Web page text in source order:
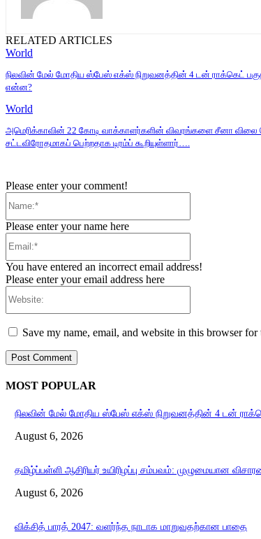
RELATED ARTICLES
World
நிலவின் மேல் மோதிய ஸ்பேஸ் எக்ஸ் நிறுவனத்தின் 4 டன் ராக்கெட்
என்ன?
World
அமெரிக்காவின் 22 கோடி வாக்காளர்களின் விவரங்களை சீனா விலை
சட்டவிரோதமாகப் பெற்றதாக டிரம்ப் கூறியுள்ளார்….
Please enter your comment!
Please enter your name here
You have entered an incorrect email address!
Please enter your email address here
Save my name, email, and website in this browser
MOST POPULAR
நிலவின் மேல் மோதிய ஸ்பேஸ் எக்ஸ் நிறுவனத்தின் 4 டன்
August 6, 2026
தமிழ்ப்பள்ளி ஆசிரியர் உயிரிழப்பு சம்பவம்: முழுமையான
August 6, 2026
விக்சித் பாரத் 2047: வளர்ந்த நாடாக மாறுவதற்கான பாதை